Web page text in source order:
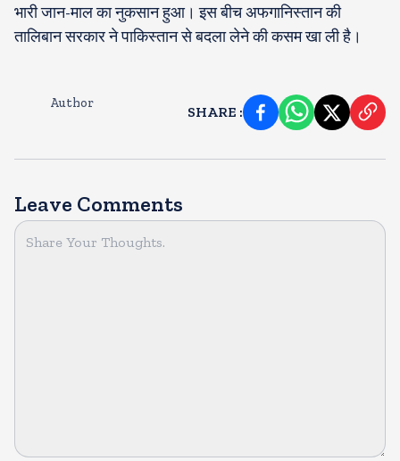
भारी जान-माल का नुकसान हुआ। इस बीच अफगानिस्तान की
तालिबान सरकार ने पाकिस्तान से बदला लेने की कसम खा ली है।
Author
SHARE :
Leave Comments